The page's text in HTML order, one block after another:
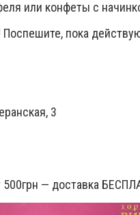
или конфеты с
пока
3
500грн — доставка